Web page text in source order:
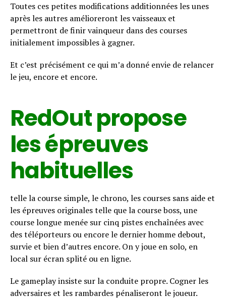
Toutes ces petites modifications additionnées les unes
après les autres amélioreront les vaisseaux et
permettront de finir vainqueur dans des courses
initialement impossibles à gagner.
Et c’est précisément ce qui m’a donné envie de relancer
le jeu, encore et encore.
RedOut propose
les épreuves
habituelles
telle la course simple, le chrono, les courses sans aide et
les épreuves originales telle que la course boss, une
course longue menée sur cinq pistes enchaînées avec
des téléporteurs ou encore le dernier homme debout,
survie et bien d’autres encore. On y joue en solo, en
local sur écran splité ou en ligne.
Le gameplay insiste sur la conduite propre. Cogner les
adversaires et les rambardes pénaliseront le joueur.